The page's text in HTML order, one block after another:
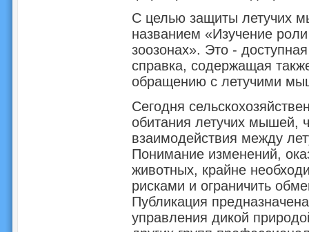
С целью защиты летучих
названием «Изучение
зоозонах». Это -
справка, содержащая
обращению с летучими
Сегодня
обитания летучих мышей,
взаимодействия между
Понимание изменений,
животных, крайне
рисками и ограничить
Публикация
управления дикой